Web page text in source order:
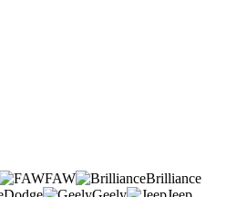
FAW
Brilliance